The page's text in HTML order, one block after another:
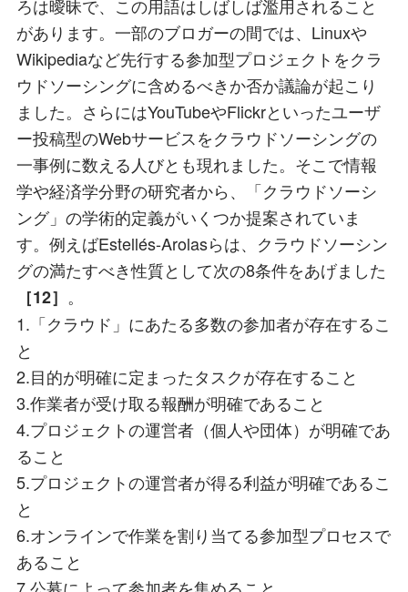
ろは曖昧で、この用語はしばしば濫用されること
があります。一部のブロガーの間では、Linuxや
Wikipediaなど先行する参加型プロジェクトをクラ
ウドソーシングに含めるべきか否か議論が起こり
ました。さらにはYouTubeやFlickrといったユーザ
ー投稿型のWebサービスをクラウドソーシングの
一事例に数える人びとも現れました。そこで情報
学や経済学分野の研究者から、「クラウドソーシ
ング」の学術的定義がいくつか提案されていま
す。例えばEstellés-Arolasらは、クラウドソーシン
グの満たすべき性質として次の8条件をあげました
［12］ 。
1.「クラウド」にあたる多数の参加者が存在するこ
と
2.目的が明確に定まったタスクが存在すること
3.作業者が受け取る報酬が明確であること
4.プロジェクトの運営者（個人や団体）が明確であ
ること
5.プロジェクトの運営者が得る利益が明確であるこ
と
6.オンラインで作業を割り当てる参加型プロセスで
あること